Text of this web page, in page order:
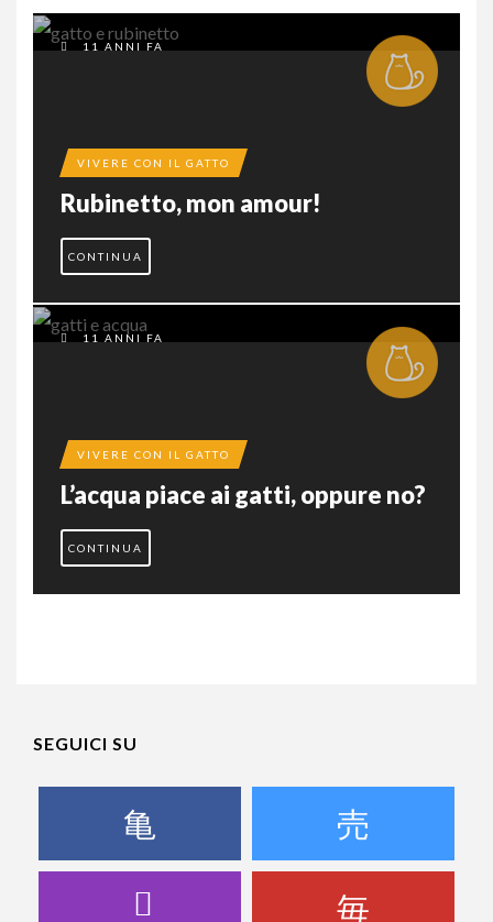
11 ANNI FA
VIVERE CON IL GATTO
Rubinetto, mon amour!
CONTINUA
11 ANNI FA
VIVERE CON IL GATTO
L’acqua piace ai gatti, oppure no?
CONTINUA
SEGUICI SU